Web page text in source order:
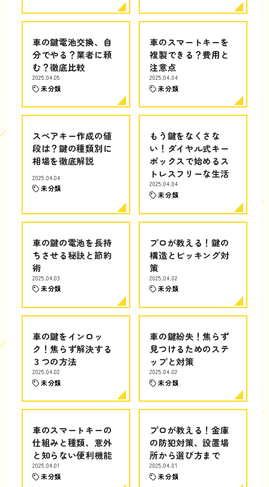
車の鍵電池交換、自
分でやる？業者に頼
む？徹底比較
2025.04.05
未分類
車のスマートキーを
複製できる？費用と
注意点
2025.04.04
未分類
スペアキー作成の値
段は？鍵の種類別に
相場を徹底解説
2025.04.04
未分類
もう鍵をなくさな
い！ダイヤル式キー
ボックスで始めるス
トレスフリーな生活
2025.04.04
未分類
車の鍵の電池を長持
ちさせる秘訣と節約
術
2025.04.03
未分類
プロが教える！鍵の
構造とピッキング対
策
2025.04.02
未分類
車の鍵をインロッ
ク！焦らず解決する
３つの方法
2025.04.02
未分類
車の鍵紛失！焦らず
見つけるためのステ
ップと対策
2025.04.02
未分類
車のスマートキーの
仕組みと種類、意外
と知らない便利機能
2025.04.01
未分類
プロが教える！金庫
の防犯対策、設置場
所から選び方まで
2025.04.01
未分類